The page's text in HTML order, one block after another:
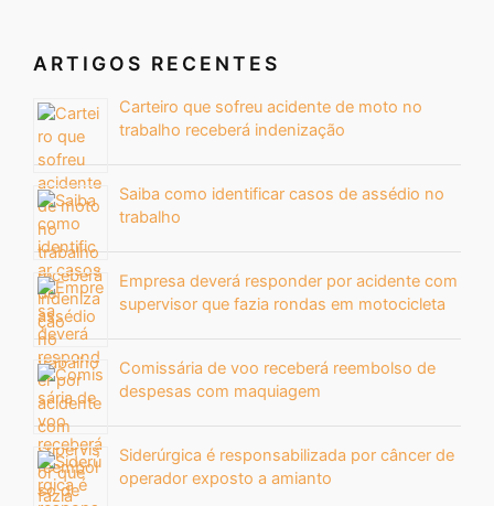
ARTIGOS RECENTES
Carteiro que sofreu acidente de moto no
trabalho receberá indenização
Saiba como identificar casos de assédio no
trabalho
Empresa deverá responder por acidente com
supervisor que fazia rondas em motocicleta
Comissária de voo receberá reembolso de
despesas com maquiagem
Siderúrgica é responsabilizada por câncer de
operador exposto a amianto